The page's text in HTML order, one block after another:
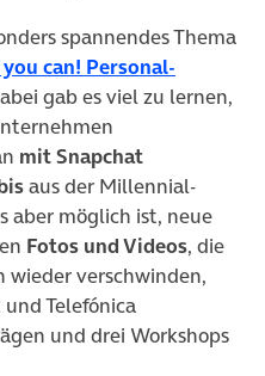
spannendes Thema
can! Personal-
in neuem Tab)
gab es viel zu lernen,
mit Snapchat
aus der Millennial-
aber möglich ist, neue
Fotos und Videos, die
wieder verschwinden,
Telefónica
und drei Workshops